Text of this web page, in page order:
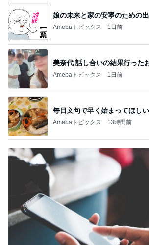
娘の未来と家の安寧のための
Amebaトピックス 1日前
美奈代 話し合いの結果行った
Amebaトピックス 1日前
毎日文句で早く始まってほし
Amebaトピックス 13時間前